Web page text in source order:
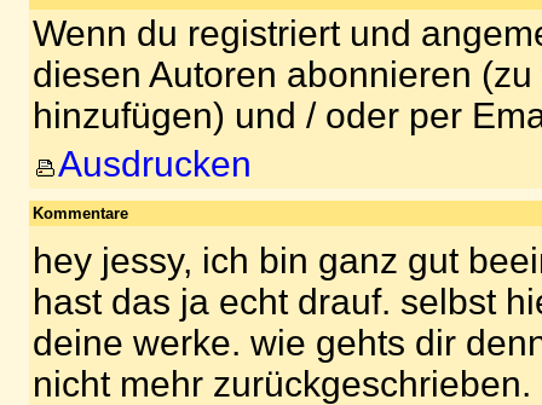
Wenn du registriert und
diesen Autoren abonnieren
hinzufügen) und / oder per
Ausdrucken
Kommentare
hey jessy, ich bin ganz gut
hast das ja echt drauf. selbst
deine werke. wie gehts dir
nicht mehr zurückgeschrieben.